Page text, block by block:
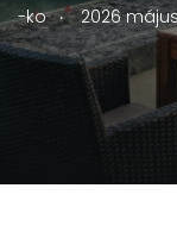
-ko . 2026